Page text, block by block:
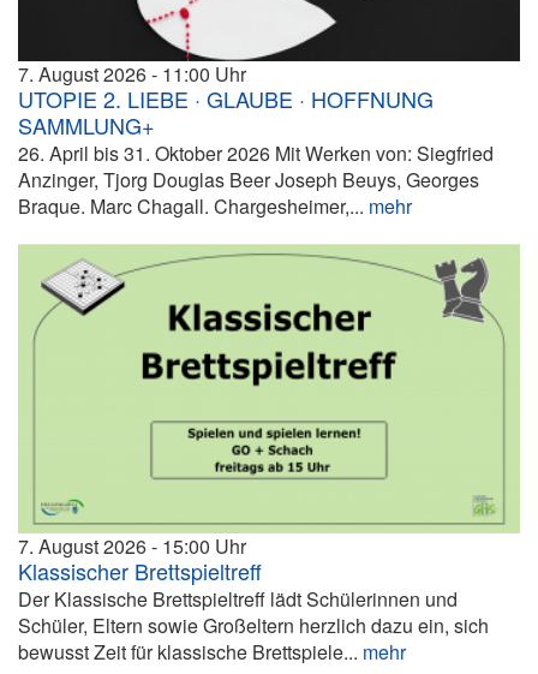
7. August 2026 11:00
UTOPIE 2. LIEBE · GLAUBE · HOFFNUNG
SAMMLUNG+
26. April bis 31. Oktober 2026 Mit Werken von: Siegfried
Anzinger, Tjorg Douglas Beer Joseph Beuys, Georges
Braque. Marc Chagall. Chargesheimer,... mehr
7. August 2026 15:00
Klassischer Brettspieltreff
Der Klassische Brettspieltreff lädt Schülerinnen und
Schüler, Eltern sowie Großeltern herzlich dazu ein, sich
bewusst Zeit für klassische Brettspiele... mehr